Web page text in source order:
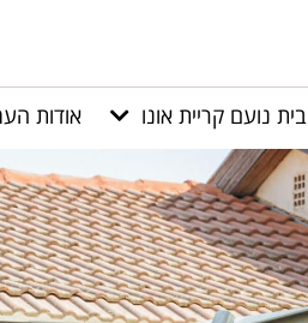
בית נועם קריית אונו אודות